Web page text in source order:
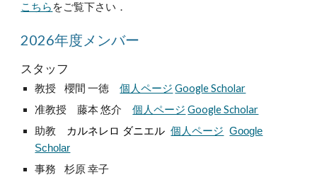
こちら をご覧下さい．
2026年度メンバー
スタッフ
教授 櫻間 一徳個人ページ Google Scholar
准教授 藤本 悠介個人ページ Google Scholar
助教
カルネレロ ダニエル個人ページ Google
Scholar
事務杉原 幸子